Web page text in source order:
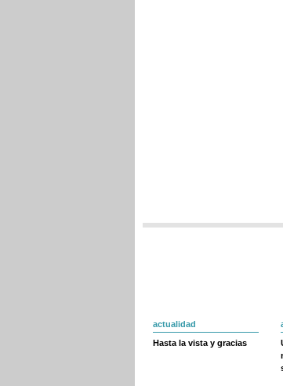
actualidad
Hasta la vista y gracias